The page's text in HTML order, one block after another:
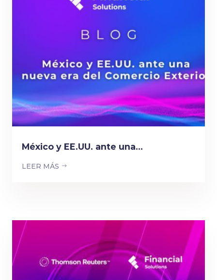
México y EE.UU. ante una...
LEER MÁS